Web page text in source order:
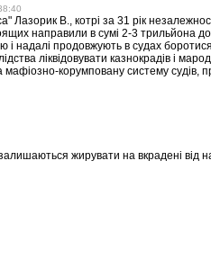
Лазорик В., котрі за 31 рік
направили в сумі 2-3 трильйона
і надалі продовжують в судах
ліквідовувати казнокрадів і
мафіозно-корумповану систему судів,
жирувати на вкрадені від